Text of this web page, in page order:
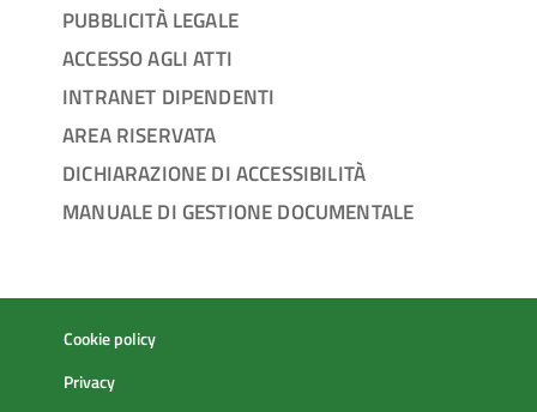
PUBBLICITÀ LEGALE
ACCESSO AGLI ATTI
INTRANET DIPENDENTI
AREA RISERVATA
DICHIARAZIONE DI ACCESSIBILITÀ
MANUALE DI GESTIONE DOCUMENTALE
Cookie policy
Privacy